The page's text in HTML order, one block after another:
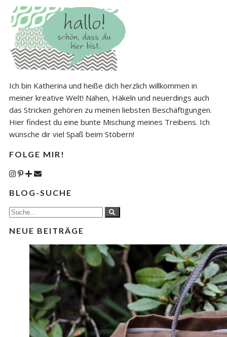
Ich bin Katherina und heiße dich herzlich willkommen in
meiner kreative Welt! Nähen, Häkeln und neuerdings auch
das Stricken gehören zu meinen liebsten Beschäftigungen.
Hier findest du eine bunte Mischung meines Treibens. Ich
wünsche dir viel Spaß beim Stöbern!
FOLGE MIR!
BLOG-SUCHE
NEUE BEITRÄGE